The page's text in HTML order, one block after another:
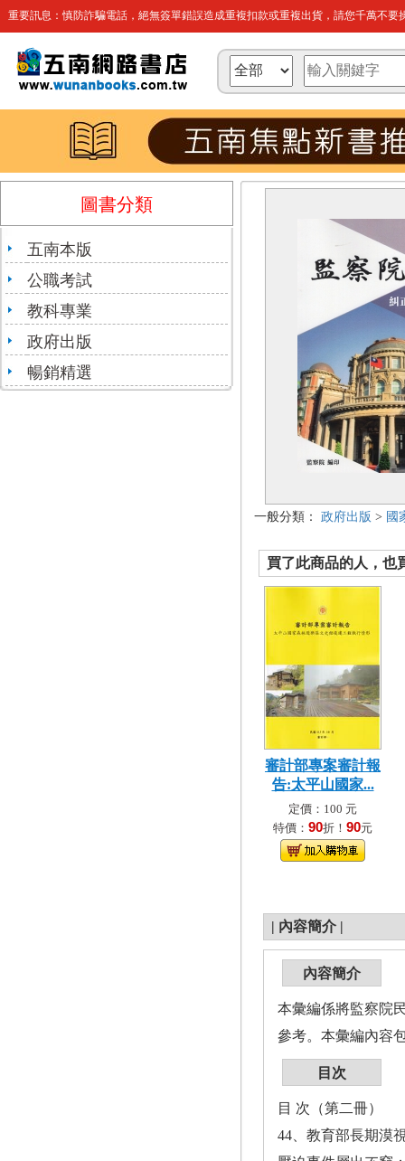
重要訊息：慎防詐騙電話，絕無簽單錯誤造成重複扣款或重複出貨，請您千萬不要
圖書分類
五南本版
公職考試
教科專業
政府出版
暢銷精選
一般分類： 政府出版 > 國
買了此商品的人，也
審計部專案審計報
告:太平山國家...
定價：100 元
特價： 90折！ 90元
| 內容簡介 |
內容簡介
本彙編係將監察院
參考。本彙編內容
目次
目 次（第二冊）
44、教育部長期漠